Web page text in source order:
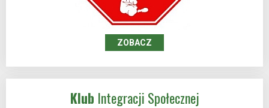
ZOBACZ
Klub Integracji Społecznej